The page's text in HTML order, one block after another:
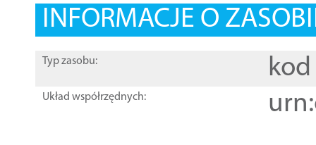
INFORMACJE O
Typ zasobu: kod
Układ współrzędnych: